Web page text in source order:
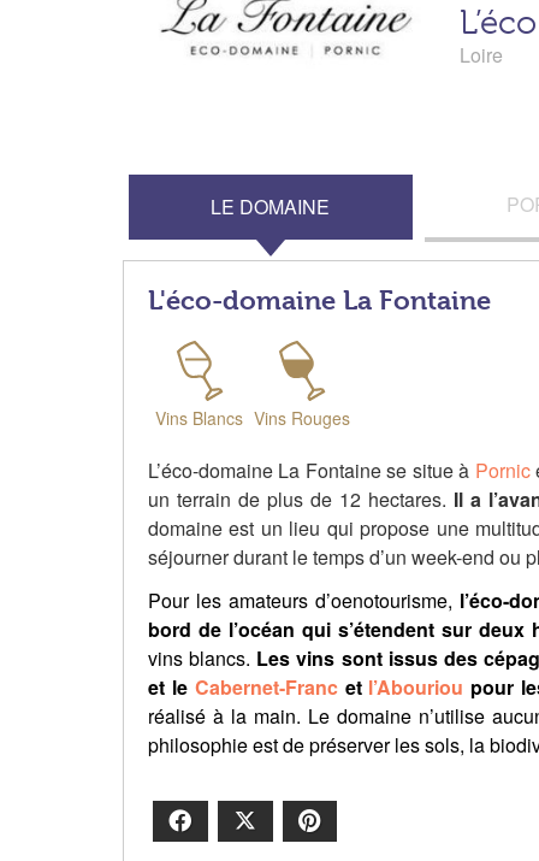
Loire
LE DOMAINE
L'éco-domaine La Fontaine
Vins Blancs Vins Rouges
L’éco-domaine La Fontaine se situe à Pornic
un terrain de plus de 12 hectares. Il a
domaine est un lieu qui propose une
séjourner durant le temps d’un week-end ou
Pour les amateurs d’oenotourisme, l’éco-
bord de l’océan qui s’étendent sur deux
vins blancs. Les vins sont issus des
et le Cabernet-Francetl’Abouriou pour
réalisé à la main. Le domaine n’utilise
philosophie est de préserver les sols, la
Facebook